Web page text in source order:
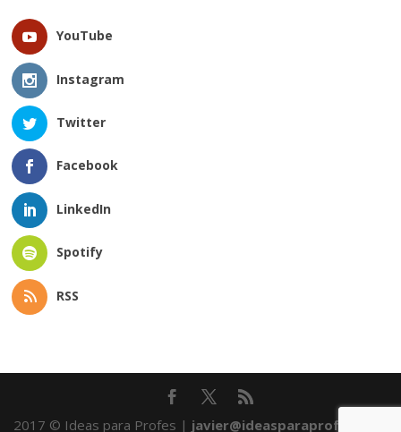
YouTube
Instagram
Twitter
Facebook
LinkedIn
Spotify
RSS
2017 © Ideas para Profes | javier@ideasparaprofes.com